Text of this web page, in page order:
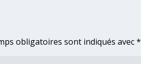
obligatoires sont indiqués avec*